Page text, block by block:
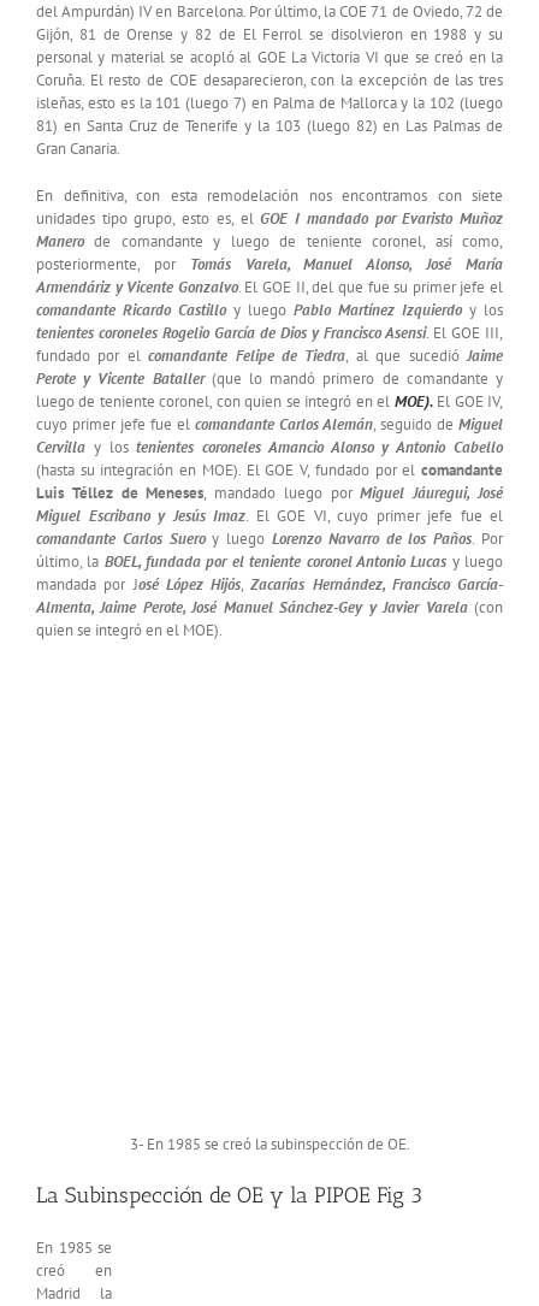
del Ampurdán) IV en Barcelona. Por último, la COE 71 de Oviedo, 72 de
Gijón, 81 de Orense y 82 de El Ferrol se disolvieron en 1988 y su
personal y material se acopló al GOE La Victoria VI que se creó en la
Coruña. El resto de COE desaparecieron, con la excepción de las tres
isleñas, esto es la 101 (luego 7) en Palma de Mallorca y la 102 (luego
81) en Santa Cruz de Tenerife y la 103 (luego 82) en Las Palmas de
Gran Canaria.
En definitiva, con esta remodelación nos encontramos con siete
unidades tipo grupo, esto es, elGOE I mandado por Evaristo Muñoz
Manerode comandante y luego de teniente coronel, así como,
posteriormente, por Tomás Varela, Manuel Alonso, José María
Armendáriz y Vicente Gonzalvo. El GOE II, del que fue su primer jefe el
comandante Ricardo Castilloy luego Pablo Martínez Izquierdoy los
tenientes coroneles Rogelio García de Dios y Francisco Asensi. El GOE III,
fundado por elcomandante Felipe de Tiedra, al que sucedióJaime
Perote y Vicente Bataller(que lo mandó primero de comandante y
luego de teniente coronel, con quien se integró en el MOE).El GOE IV,
cuyo primer jefe fue el comandante Carlos Alemán, seguido de Miguel
Cervilla y lostenientes coroneles Amancio Alonso y Antonio Cabello
(hasta su integración en MOE). El GOE V, fundado por el comandante
Luis Téllez de Meneses, mandado luego porMiguel Jáuregui, José
Miguel Escribano y Jesús Imaz. El GOE VI, cuyo primer jefe fue el
comandante Carlos Sueroy luegoLorenzo Navarro de los Paños. Por
último, la BOEL, fundada por el teniente coronel Antonio Lucas y luego
mandada por José López Hijós,Zacarías Hernández, Francisco García-
Almenta, Jaime Perote, José Manuel Sánchez-Gey y Javier Varela (con
quien se integró en el MOE).
3- En 1985 se creó la subinspección de OE.
La Subinspección de OE y la PIPOE Fig 3
En 1985 se
creó en
Madrid la